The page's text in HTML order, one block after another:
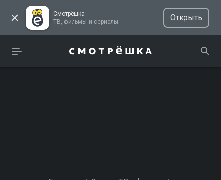
Смотрёшка
ТВ, фильмы и сериалы
Открыть